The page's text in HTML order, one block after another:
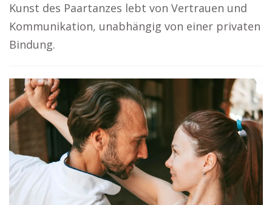
Kunst des Paartanzes lebt von Vertrauen und
Kommunikation, unabhängig von einer privaten
Bindung.